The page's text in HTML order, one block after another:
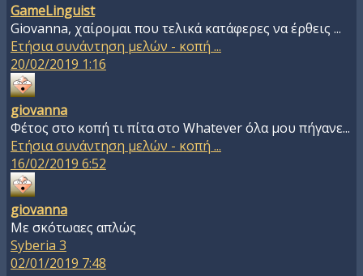
GameLinguist
Giovanna, χαίρομαι που τελικά κατάφερες να έρθεις ...
Ετήσια συνάντηση μελών - κοπή ...
20/02/2019 1:16
giovanna
Φέτος στο κοπή τι πίτα στο Whatever όλα μου πήγανε...
Ετήσια συνάντηση μελών - κοπή ...
16/02/2019 6:52
giovanna
Με σκότωαες απλώς
Syberia 3
02/01/2019 7:48